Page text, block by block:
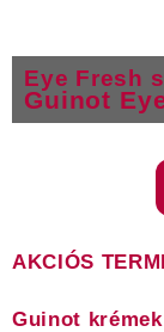
Eye Fresh
Guinot
AKCIÓS
Guinot krémek